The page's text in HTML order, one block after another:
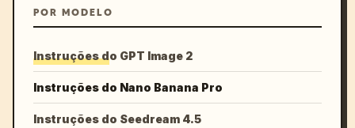
POR MODELO
Instruções do GPT Image 2
Instruções do Nano Banana Pro
Instruções do Seedream 4.5